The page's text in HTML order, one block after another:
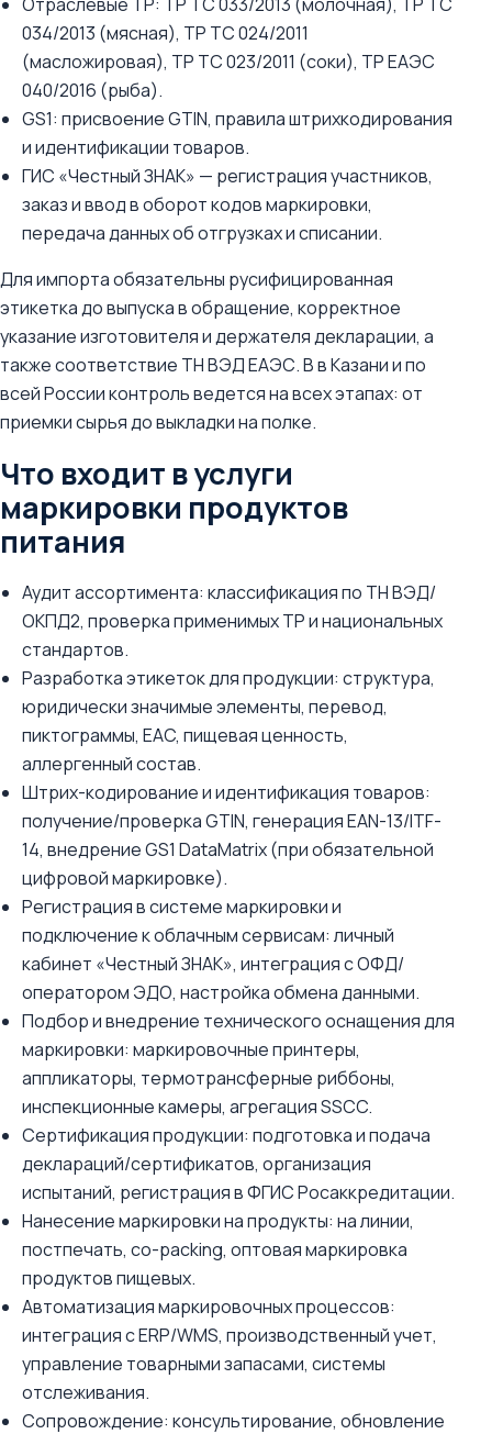
034/2013 (мясная), ТР ТС 024/2011
(масложировая), ТР ТС 023/2011 (соки), ТР ЕАЭС
040/2016 (рыба).
GS1: присвоение GTIN, правила штрихкодирования
и идентификации товаров.
ГИС «Честный ЗНАК» — регистрация участников,
заказ и ввод в оборот кодов маркировки,
передача данных об отгрузках и списании.
Для импорта обязательны русифицированная
этикетка до выпуска в обращение, корректное
указание изготовителя и держателя декларации, а
также соответствие ТН ВЭД ЕАЭС. В в Казани и по
всей России контроль ведется на всех этапах: от
приемки сырья до выкладки на полке.
Что входит в услуги
маркировки продуктов
питания
Аудит ассортимента: классификация по ТН ВЭД/
ОКПД2, проверка применимых ТР и национальных
стандартов.
Разработка этикеток для продукции: структура,
юридически значимые элементы, перевод,
пиктограммы, EAC, пищевая ценность,
аллергенный состав.
Штрих-кодирование и идентификация товаров:
получение/проверка GTIN, генерация EAN-13/ITF-
14, внедрение GS1 DataMatrix (при обязательной
цифровой маркировке).
Регистрация в системе маркировки и
подключение к облачным сервисам: личный
кабинет «Честный ЗНАК», интеграция с ОФД/
оператором ЭДО, настройка обмена данными.
Подбор и внедрение технического оснащения для
маркировки: маркировочные принтеры,
аппликаторы, термотрансферные риббоны,
инспекционные камеры, агрегация SSCC.
Сертификация продукции: подготовка и подача
деклараций/сертификатов, организация
испытаний, регистрация в ФГИС Росаккредитации.
Нанесение маркировки на продукты: на линии,
постпечать, co-packing, оптовая маркировка
продуктов пищевых.
Автоматизация маркировочных процессов:
интеграция с ERP/WMS, производственный учет,
управление товарными запасами, системы
отслеживания.
Сопровождение: консультирование, обновление